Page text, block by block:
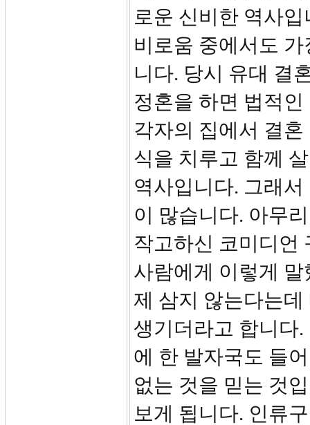
로운 신비한 역사
비로움 중에서도
니다. 당시 유대 결
정혼을 하면 법적
각자의 집에서 결
식을 치루고 함께
역사입니다. 그래
이 많습니다. 아무
작고하신 코미디언
사람에게 이렇게
제 삼지 않는다는데
생기더라고 합니다
에 한 발자국도 들
없는 것을 믿는 것
보게 됩니다. 인류